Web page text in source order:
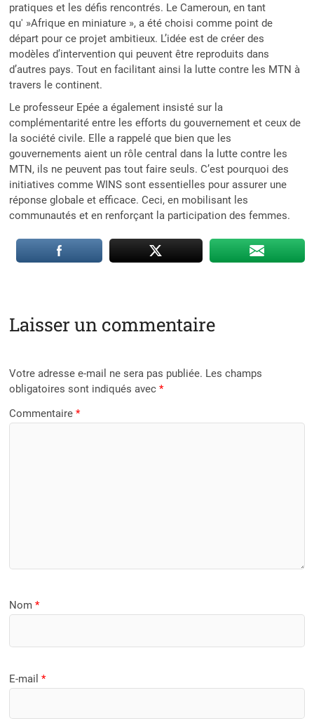
pratiques et les défis rencontrés. Le Cameroun, en tant
qu' »Afrique en miniature », a été choisi comme point de
départ pour ce projet ambitieux. L’idée est de créer des
modèles d’intervention qui peuvent être reproduits dans
d’autres pays. Tout en facilitant ainsi la lutte contre les MTN à
travers le continent.
Le professeur Epée a également insisté sur la
complémentarité entre les efforts du gouvernement et ceux de
la société civile. Elle a rappelé que bien que les
gouvernements aient un rôle central dans la lutte contre les
MTN, ils ne peuvent pas tout faire seuls. C’est pourquoi des
initiatives comme WINS sont essentielles pour assurer une
réponse globale et efficace. Ceci, en mobilisant les
communautés et en renforçant la participation des femmes.
Laisser un commentaire
Votre adresse e-mail ne sera pas publiée. Les champs
obligatoires sont indiqués avec*
Commentaire*
Nom*
E-mail*